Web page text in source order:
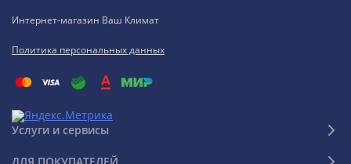
Интернет-магазин Ваш Климат
Политика персональных данных
Услуги и сервисы